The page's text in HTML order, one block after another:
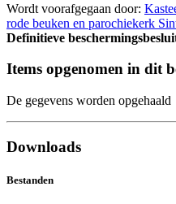
Wordt voorafgegaan door:
rode beuken en parochiekerk
Definitieve
Items opgenomen in dit
De gegevens worden opgehaald
Downloads
Bestanden